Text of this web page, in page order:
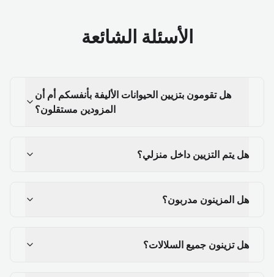
الأسئلة الشائعة
هل تقومون بتزيين الحيوانات الأليفة بأنفسكم أم أن
المزودين مستقلون؟
هل يتم التزيين داخل منزلي؟
هل المزينون مدربون؟
هل تزينون جميع السلالات؟